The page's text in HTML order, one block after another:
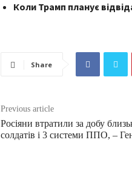
Коли Трамп планує
Share
Previous article
Росіяни втратили за добу
солдатів і 3 системи ППО, –